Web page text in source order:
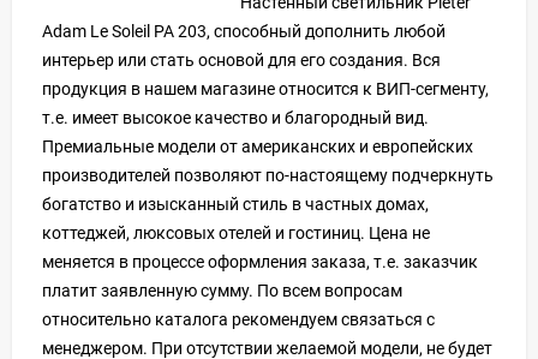
Adam Le Soleil PA 203, способный дополнить любой
интерьер или стать основой для его создания. Вся
продукция в нашем магазине относится к ВИП-сегменту,
т.е. имеет высокое качество и благородный вид.
Премиальные модели от американских и европейских
производителей позволяют по-настоящему подчеркнуть
богатство и изысканный стиль в частных домах,
коттеджей, люксовых отелей и гостиниц. Цена не
меняется в процессе оформления заказа, т.е. заказчик
платит заявленную сумму. По всем вопросам
относительно каталога рекомендуем связаться с
менеджером. При отсутствии желаемой модели, не будет